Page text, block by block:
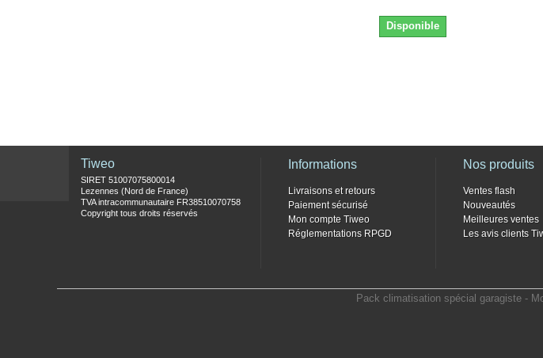
Disponible
Tiweo
SIRET 51007075800014
Lezennes (Nord de France)
TVA intracommunautaire FR38510070758
Copyright tous droits réservés
Informations
Livraisons et retours
Paiement sécurisé
Mon compte Tiweo
Réglementations RPGD
Nos produits
Ventes flash
Nouveautés
Meilleures ventes
Les avis clients
Pack climatisation spécial garagiste-